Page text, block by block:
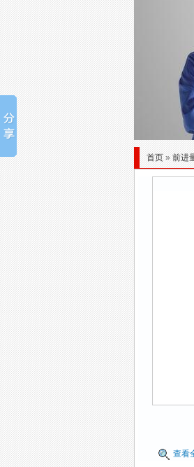
首页»前进
查看